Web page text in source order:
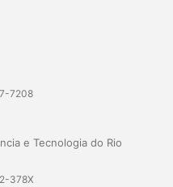
7208
e Tecnologia do Rio
378X